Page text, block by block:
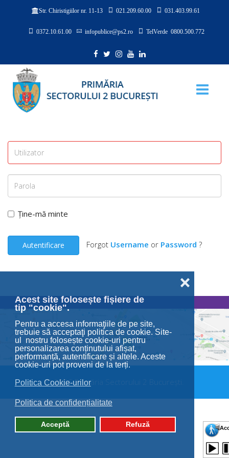
Acest site folosește fișiere de
tip "cookie".
Pentru a accesa informaţiile de pe site,
trebuie să acceptaţi politica de cookie. Site-
ul nostru folosește cookie-uri pentru
personalizarea conținutului afișat,
performanță, autentificare și altele. Aceste
cookie-uri pot proveni de la terți.
Politica Cookie-urilor
Politica de confidențialitate
Acceptă Refuză
❌
Str. Chiristigiilor nr. 11-13 021.209.60.00 031.403.99.61
0372.10.61.00 infopublice@ps2.ro TelVerde 0800.500.772
Ține-mă minte
Autentificare Forgot Username or Password ?
© 2026 Primăria Sectorului 2 București.